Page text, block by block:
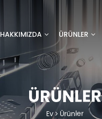
HAKKIMIZDA ÜRÜNLER
ÜRÜNLER
Ev Ürünler